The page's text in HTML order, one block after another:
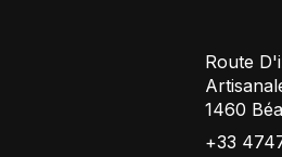
Route
1460
+33